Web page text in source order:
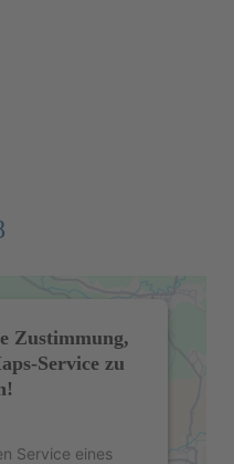
Zustimmung,
Service zu
Service eines